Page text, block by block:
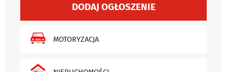
DODAJ OGŁOSZENIE
MOTORYZACJA